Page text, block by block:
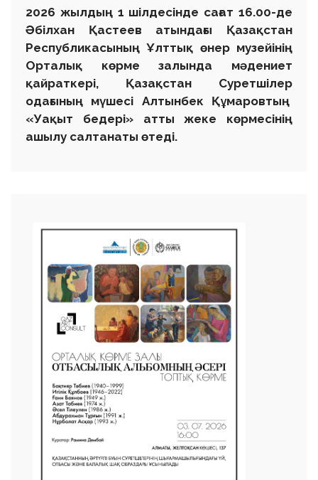
2026 жылдың 1 шілдесінде сағат 16.00-де
Әбілхан Қастеев атындағы Қазақстан
Республикасының Ұлттық өнер музейінің
Орталық көрме залында мәдениет
қайраткері, Қазақстан Суретшілер
одағының мүшесі Алтынбек Құмаровтың
«Уақыт бедері» атты жеке көрмесінің
ашылу салтанаты өтеді.